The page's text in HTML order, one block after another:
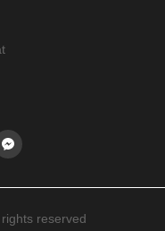
reserved